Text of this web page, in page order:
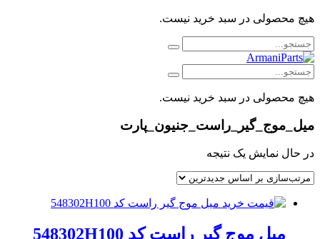
هیچ محصولی در سبد خرید نیست.
هیچ محصولی در سبد خرید نیست.
میل_موج_گیر_راست_جنیون_پارت
در حال نمایش یک نتیجه
میل موج گیر راست کد 548302H100